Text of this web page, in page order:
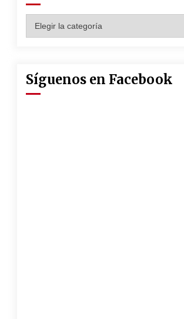
13 de mayo de 2022
Muere el cardenal Carlos Amigo
Síguenos en Facebook